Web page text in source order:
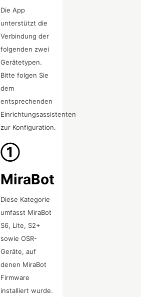
Die App
unterstützt die
Verbindung der
folgenden zwei
Gerätetypen.
Bitte folgen Sie
dem
entsprechenden
Einrichtungsassistenten
zur Konfiguration.
①
MiraBot
Diese Kategorie
umfasst MiraBot
S6, Lite, S2+
sowie OSR-
Geräte, auf
denen MiraBot
Firmware
installiert wurde.